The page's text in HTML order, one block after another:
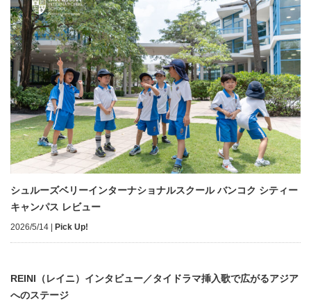
シュルーズベリーインターナショナルスクール バンコク シティー
キャンパス レビュー
2026/5/14 Pick Up!
REINI（レイニ）インタビュー／タイドラマ挿入歌で広がるアジア
へのステージ